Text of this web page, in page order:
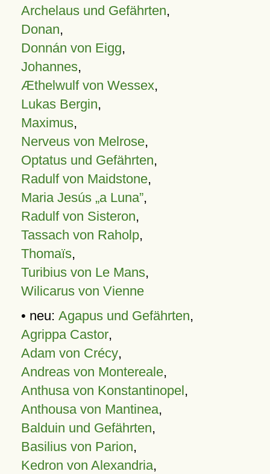
Archelaus und Gefährten,
Donan,
Donnán von Eigg,
Johannes,
Æthelwulf von Wessex,
Lukas Bergin,
Maximus,
Nerveus von Melrose,
Optatus und Gefährten,
Radulf von Maidstone,
Maria Jesús „a Luna”,
Radulf von Sisteron,
Tassach von Raholp,
Thomaïs,
Turibius von Le Mans,
Wilicarus von Vienne
• neu: Agapus und Gefährten,
Agrippa Castor,
Adam von Crécy,
Andreas von Montereale,
Anthusa von Konstantinopel,
Anthousa von Mantinea,
Balduin und Gefährten,
Basilius von Parion,
Kedron von Alexandria,